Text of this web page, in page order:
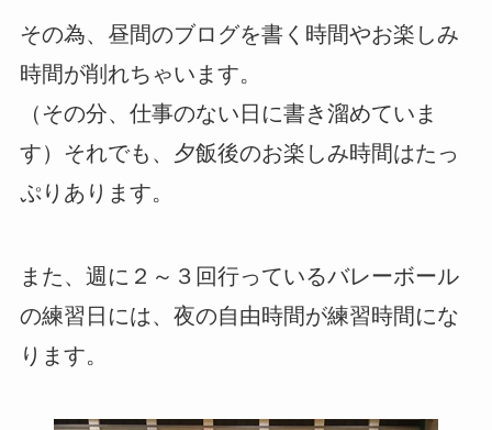
その為、昼間のブログを書く時間やお楽しみ
時間が削れちゃいます。
（その分、仕事のない日に書き溜めていま
す）それでも、夕飯後のお楽しみ時間はたっ
ぷりあります。
また、週に２～３回行っているバレーボール
の練習日には、夜の自由時間が練習時間にな
ります。